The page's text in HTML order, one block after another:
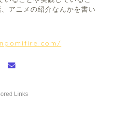
アニメの紹介なんかを書い
Links